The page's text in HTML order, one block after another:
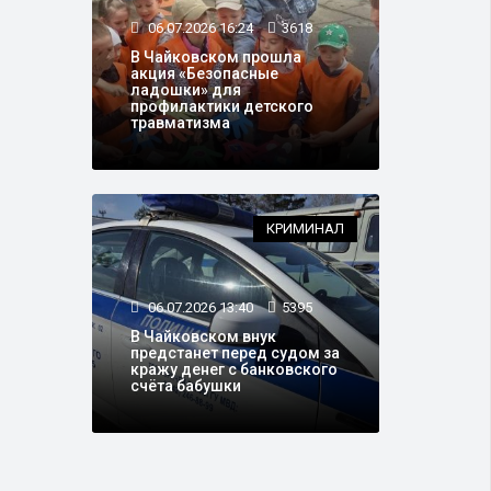
06.07.2026 16:24 3618
В Чайковском прошла
акция «Безопасные
ладошки» для
профилактики детского
травматизма
КРИМИНАЛ
06.07.2026 13:40 5395
В Чайковском внук
предстанет перед судом за
кражу денег с банковского
счёта бабушки